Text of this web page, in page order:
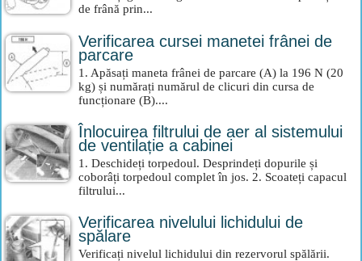
de frână prin...
Verificarea cursei manetei frânei de
parcare
1. Apăsați maneta frânei de parcare (A) la 196 N (20
kg) și numărați numărul de clicuri din cursa de
funcționare (B)....
Înlocuirea filtrului de aer al sistemului
de ventilație a cabinei
1. Deschideți torpedoul. Desprindeți dopurile și
coborâți torpedoul complet în jos. 2. Scoateți capacul
filtrului...
Verificarea nivelului lichidului de
spălare
Verificați nivelul lichidului din rezervorul spălării.